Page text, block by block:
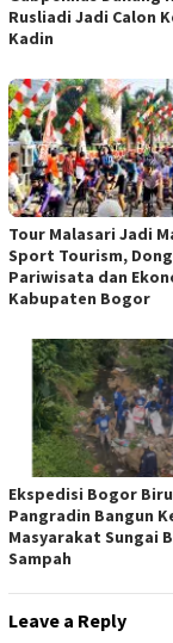
Rusliadi Jadi Calon
Kadin
Tour Malasari Jadi
Sport Tourism,
Pariwisata dan
Kabupaten Bogor
Ekspedisi Bogor
Pangradin Bangun
Masyarakat Sungai
Sampah
Leave a Reply